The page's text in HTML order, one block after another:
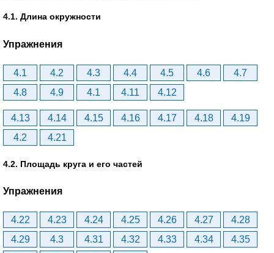
4.1. Длина окружности
Упражнения
4.1 4.2 4.3 4.4 4.5 4.6
4.7
4.8
4.9 4.1 4.11 4.12
4.13 4.14 4.15 4.16 4.17 4.18
4.19
4.2
4.21
4.2. Площадь круга и его частей
Упражнения
4.22 4.23 4.24 4.25 4.26 4.27
4.28
4.29
4.3 4.31 4.32 4.33 4.34
4.35